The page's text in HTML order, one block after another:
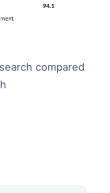
compared